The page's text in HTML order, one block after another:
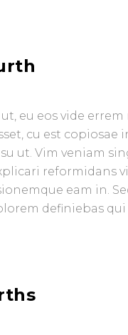
eu eos vide
cu est
ut. Vim veniam
reformidans
eam in.
definiebas